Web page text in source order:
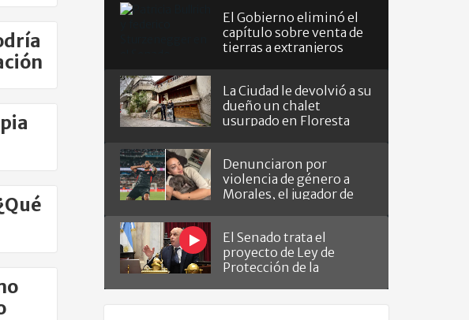
El Gobierno eliminó el
capítulo sobre venta de
tierras a extranjeros
La Ciudad le devolvió a su
dueño un chalet
usurpado en Floresta
Denunciaron por
violencia de género a
Morales, el jugador de
El Senado trata el
proyecto de Ley de
Protección de la